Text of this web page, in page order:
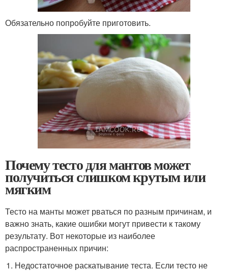
Обязательно попробуйте приготовить.
Почему тесто для мантов может
получиться слишком крутым или
мягким
Тесто на манты может рваться по разным причинам, и
важно знать, какие ошибки могут привести к такому
результату. Вот некоторые из наиболее
распространенных причин:
Недостаточное раскатывание теста. Если тесто не